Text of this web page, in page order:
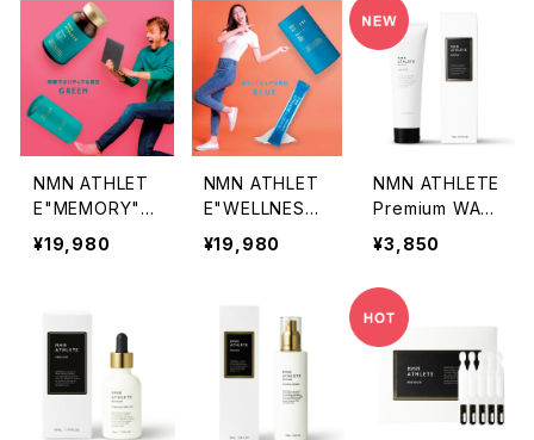
鉛・BCAA・Lアル
ギニン・イヌリン
配合
00㎎＋薔薇の
花びら＋燕の巣
＋コラーゲン＋
セラミド＋アスタ
キサンチン
ムルテイン＋ゼ
アキサンチン＋
アスタキサンチ
ン＋ブルーベリ
NMN ATHLET
E"MEMORY"S
UPPLEMENT 1
20粒／NMN10
豆キナーゼ＋銀
杏葉エキス＋ヘ
スペリジン
¥19,980
NMN ATHLET
E"WELLNES
S"POWDER 25
包／NMN1000
ダー＋ビタミンC
＋ビタミンE＋ミ
ネラル含有
¥19,980
NMN ATHLETE
Premium WAS
H 120g＜洗顔
料＞
¥3,850